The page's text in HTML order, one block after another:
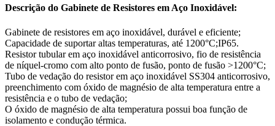
Descrição do Gabinete de Resistores em Aço Inoxidável:
Gabinete de resistores em aço inoxidável, durável e eficiente;
Capacidade de suportar altas temperaturas, até 1200°C;IP65.
Resistor tubular em aço inoxidável anticorrosivo, fio de resistência
de níquel-cromo com alto ponto de fusão, ponto de fusão >1200°C;
Tubo de vedação do resistor em aço inoxidável SS304 anticorrosivo,
preenchimento com óxido de magnésio de alta temperatura entre a
resistência e o tubo de vedação;
O óxido de magnésio de alta temperatura possui boa função de
isolamento e condução térmica.